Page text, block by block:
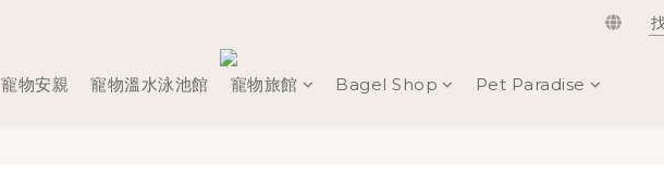
寵物安親 寵物溫水泳池館 寵物旅館 Bagel Shop Pet Paradise